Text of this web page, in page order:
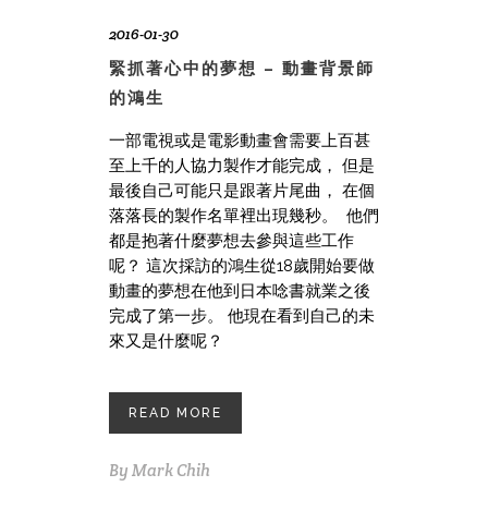
2016-01-30
緊抓著心中的夢想 – 動畫背景師
的鴻生
一部電視或是電影動畫會需要上百甚
至上千的人協力製作才能完成， 但是
最後自己可能只是跟著片尾曲， 在個
落落長的製作名單裡出現幾秒。 他們
都是抱著什麼夢想去參與這些工作
呢？ 這次採訪的鴻生從18歲開始要做
動畫的夢想在他到日本唸書就業之後
完成了第一步。 他現在看到自己的未
來又是什麼呢？
READ MORE
By Mark Chih